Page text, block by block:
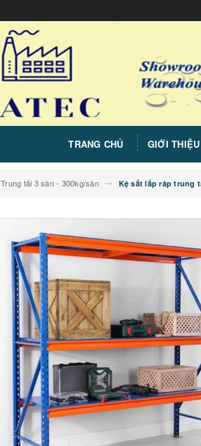
TRANG CHỦ GIỚI THIỆU
Trung tải 3 sàn - 300kg/sàn Kệ sắt lắp ráp trung